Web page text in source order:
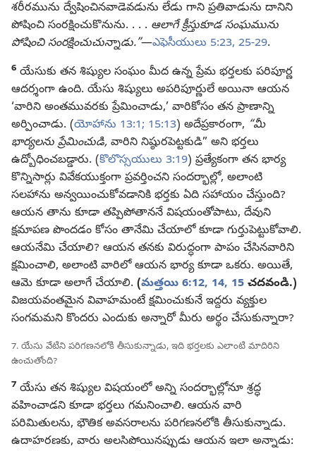
శరీరమును ద్వేషించినవాడెవడును లేడు గాని ప్రతివాడును దానిని
పోషించి సంరక్షించుకొనును. . . . ఆలాగే క్రీస్తుకూడ సంఘమును
పోషించి సంరక్షించుచున్నాడు.”—ఎఫెసీయులు 5:23, 25-29.
6 యేసుకు తన శిష్యుల సంఘం మీద ఉన్న ప్రేమ భర్తలకు పరిపూర్ణ
ఆదర్శంగా ఉంది. యేసు శిష్యులు అపరిపూర్ణులే అయినా ఆయన
‘వారిని అంతమువరకు ప్రేమించాడు,’ వారికోసం తన ప్రాణాన్ని
అర్పించాడు. (యోహాను 13:1; 15:13) అదేప్రకారంగా, “మీ
భార్యలను ప్రేమించుడి, వారిని నిష్ఠురపెట్టకుడి” అని భర్తలు
ఉద్బోధించబడ్డారు. (కొలొస్సయులు 3:19) ప్రత్యేకంగా తన భార్య
కొన్నిసార్లు వివేకయుక్తంగా ప్రవర్తించని సందర్భాల్లో, అలాంటి
సలహాను అన్వయించుకోవడానికి భర్తకు ఏది సహాయం చేస్తుంది?
ఆయన తాను కూడా తప్పిపోతాననే విషయంతోపాటు, దేవుని
క్షమాపణ పొందడం కోసం తానేమి చేయాలో కూడా గుర్తుపెట్టుకోవాలి.
ఆయనేమి చేయాలి? ఆయన తనకు విరుద్ధంగా పాపం చేసినవారిని
క్షమించాలి, అలాంటి వారిలో ఆయన భార్య కూడా ఒకరు. అయితే,
ఆమె కూడా అలాగే చేయాలి. (మత్తయి 6:12, 14, 15 చదవండి.)
విజయవంతమైన వివాహమంటే క్షమించుకునే ఇద్దరు వ్యక్తుల
సంగమమని కొందరు ఎందుకు అన్నారో మీరు అర్థం చేసుకున్నారా?
7. యేసు వేటిని పరిగణనలోకి తీసుకున్నాడు, ఇది భర్తలకు ఎలాంటి మాదిరిని
ఉంచుతోంది?
7 యేసు తన శిష్యుల విషయంలో అన్ని సందర్భాల్లోనూ శ్రద్ధ
వహించాడని కూడా భర్తలు గమనించాలి. ఆయన వారి
పరిమితులను, భౌతిక అవసరాలను పరిగణనలోకి తీసుకున్నాడు.
ఉదాహరణకు, వారు అలసిపోయినప్పుడు ఆయన ఇలా అన్నాడు: